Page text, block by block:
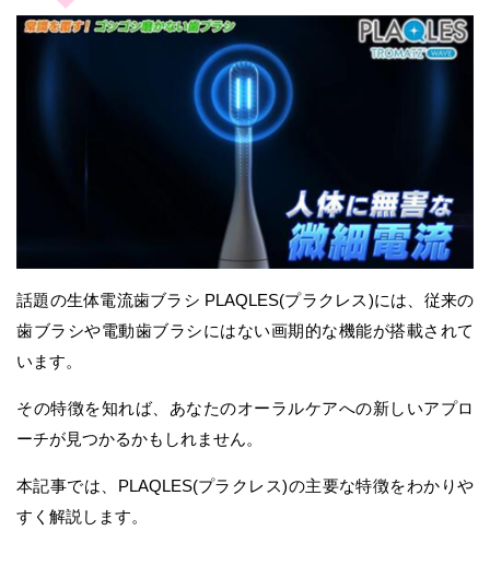
話題の生体電流歯ブラシ PLAQLES(プラクレス)には、従来の
歯ブラシや電動歯ブラシにはない画期的な機能が搭載されて
います。
その特徴を知れば、あなたのオーラルケアへの新しいアプロ
ーチが見つかるかもしれません。
本記事では、PLAQLES(プラクレス)の主要な特徴をわかりや
すく解説します。